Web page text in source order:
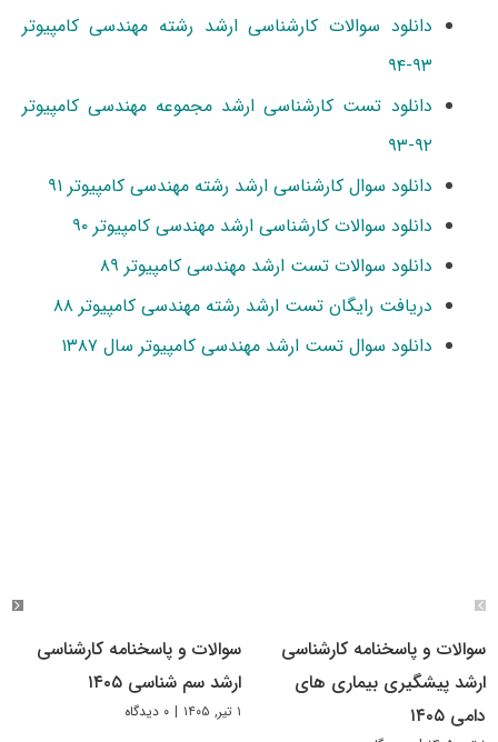
دانلود سوالات کارشناسی ارشد رشته مهندسی کامپیوتر
۹۳-۹۴
دانلود تست کارشناسی ارشد مجموعه مهندسی کامپیوتر
۹۲-۹۳
دانلود سوال کارشناسی ارشد رشته مهندسی کامپیوتر ۹۱
دانلود سوالات کارشناسی ارشد مهندسی کامپیوتر ۹۰
دانلود سوالات تست ارشد مهندسی کامپیوتر ۸۹
دریافت رایگان تست ارشد رشته مهندسی کامپیوتر ۸۸
دانلود سوال تست ارشد مهندسی کامپیوتر سال ۱۳۸۷
سوالات و پاسخنامه کارشناسی
ارشد پیشگیری بیماری های
دامی ۱۴۰۵
سوالات و پاسخنامه کارشناسی
ارشد سم شناسی ۱۴۰۵
۱ تیر, ۱۴۰۵ | ۰ دیدگاه